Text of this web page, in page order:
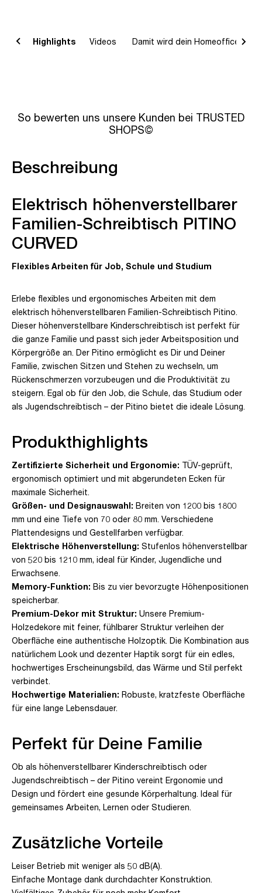
Highlights Videos Damit wird dein Homeoffice
So bewerten uns unsere Kunden bei TRUSTED
SHOPS©
Beschreibung
Elektrisch höhenverstellbarer
Familien-Schreibtisch PITINO
CURVED
Flexibles Arbeiten für Job, Schule und Studium
Erlebe flexibles und ergonomisches Arbeiten mit dem
elektrisch höhenverstellbaren Familien-Schreibtisch Pitino.
Dieser höhenverstellbare Kinderschreibtisch ist perfekt für
die ganze Familie und passt sich jeder Arbeitsposition und
Körpergröße an. Der Pitino ermöglicht es Dir und Deiner
Familie, zwischen Sitzen und Stehen zu wechseln, um
Rückenschmerzen vorzubeugen und die Produktivität zu
steigern. Egal ob für den Job, die Schule, das Studium oder
als Jugendschreibtisch – der Pitino bietet die ideale Lösung.
Produkthighlights
Zertifizierte Sicherheit und Ergonomie: TÜV-geprüft,
ergonomisch optimiert und mit abgerundeten Ecken für
maximale Sicherheit.
Größen- und Designauswahl: Breiten von 1200 bis 1800
mm und eine Tiefe von 70 oder 80 mm. Verschiedene
Plattendesigns und Gestellfarben verfügbar.
Elektrische Höhenverstellung: Stufenlos höhenverstellbar
von 520 bis 1210 mm, ideal für Kinder, Jugendliche und
Erwachsene.
Memory-Funktion: Bis zu vier bevorzugte Höhenpositionen
speicherbar.
Premium-Dekor mit Struktur: Unsere Premium-
Holzedekore mit feiner, fühlbarer Struktur verleihen der
Oberfläche eine authentische Holzoptik. Die Kombination aus
natürlichem Look und dezenter Haptik sorgt für ein edles,
hochwertiges Erscheinungsbild, das Wärme und Stil perfekt
verbindet.
Hochwertige Materialien: Robuste, kratzfeste Oberfläche
für eine lange Lebensdauer.
Perfekt für Deine Familie
Ob als höhenverstellbarer Kinderschreibtisch oder
Jugendschreibtisch – der Pitino vereint Ergonomie und
Design und fördert eine gesunde Körperhaltung. Ideal für
gemeinsames Arbeiten, Lernen oder Studieren.
Zusätzliche Vorteile
Leiser Betrieb mit weniger als 50 dB(A).
Einfache Montage dank durchdachter Konstruktion.